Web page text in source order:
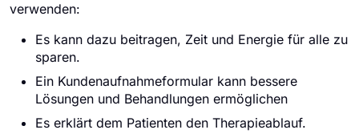
verwenden:
Es kann dazu beitragen, Zeit und Energie für alle zu
sparen.
Ein Kundenaufnahmeformular kann bessere
Lösungen und Behandlungen ermöglichen
Es erklärt dem Patienten den Therapieablauf.